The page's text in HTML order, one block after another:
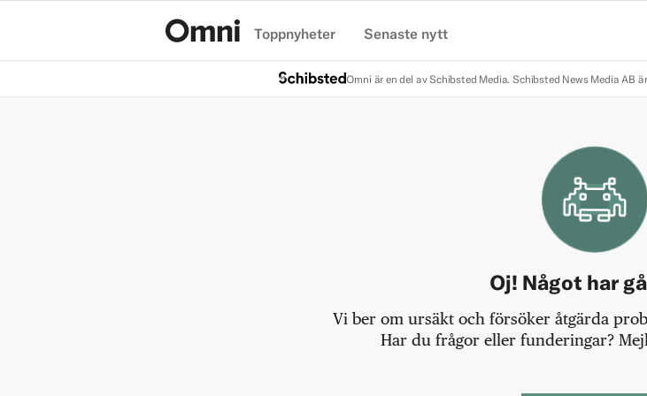
Toppnyheter Senaste nytt
Omni är en del av Schibsted Media. Schibsted News Media AB
Oj! Något har
Vi ber om ursäkt och försöker åtgärda
Har du frågor eller funderingar?